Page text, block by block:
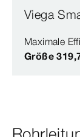
Viega
Maximale
Größe